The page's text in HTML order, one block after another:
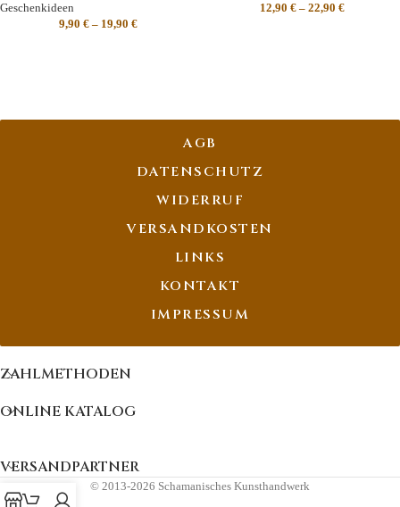
Geschenkideen
9,90 €– 19,90 €
12,90 € – 22,90 €
AGB
DATENSCHUTZ
WIDERRUF
VERSANDKOSTEN
LINKS
KONTAKT
IMPRESSUM
ZAHLMETHODEN
ONLINE KATALOG
VERSANDPARTNER
© 2013-2026 Schamanisches Kunsthandwerk